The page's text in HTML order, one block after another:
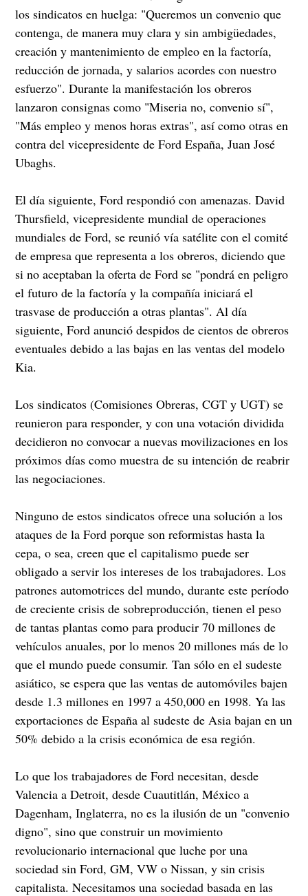
los sindicatos en huelga: "Queremos un convenio que
contenga, de manera muy clara y sin ambigüedades,
creación y mantenimiento de empleo en la factoría,
reducción de jornada, y salarios acordes con nuestro
esfuerzo". Durante la manifestación los obreros
lanzaron consignas como "Miseria no, convenio sí",
"Más empleo y menos horas extras", así como otras en
contra del vicepresidente de Ford España, Juan José
Ubaghs.
El día siguiente, Ford respondió con amenazas. David
Thursfield, vicepresidente mundial de operaciones
mundiales de Ford, se reunió vía satélite con el comité
de empresa que representa a los obreros, diciendo que
si no aceptaban la oferta de Ford se "pondrá en peligro
el futuro de la factoría y la compañía iniciará el
trasvase de producción a otras plantas". Al día
siguiente, Ford anunció despidos de cientos de obreros
eventuales debido a las bajas en las ventas del modelo
Kia.
Los sindicatos (Comisiones Obreras, CGT y UGT) se
reunieron para responder, y con una votación dividida
decidieron no convocar a nuevas movilizaciones en los
próximos días como muestra de su intención de reabrir
las negociaciones.
Ninguno de estos sindicatos ofrece una solución a los
ataques de la Ford porque son reformistas hasta la
cepa, o sea, creen que el capitalismo puede ser
obligado a servir los intereses de los trabajadores. Los
patrones automotrices del mundo, durante este período
de creciente crisis de sobreproducción, tienen el peso
de tantas plantas como para producir 70 millones de
vehículos anuales, por lo menos 20 millones más de lo
que el mundo puede consumir. Tan sólo en el sudeste
asiático, se espera que las ventas de automóviles bajen
desde 1.3 millones en 1997 a 450,000 en 1998. Ya las
exportaciones de España al sudeste de Asia bajan en un
50% debido a la crisis económica de esa región.
Lo que los trabajadores de Ford necesitan, desde
Valencia a Detroit, desde Cuautitlán, México a
Dagenham, Inglaterra, no es la ilusión de un "convenio
digno", sino que construir un movimiento
revolucionario internacional que luche por una
sociedad sin Ford, GM, VW o Nissan, y sin crisis
capitalista. Necesitamos una sociedad basada en las